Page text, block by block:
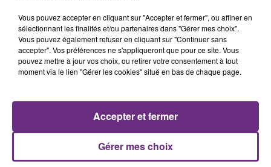
INDOCHINE
Les Nouveaux Soleils
COLDPLAY
A Sky Full Of Stars
Vous pouvez accepter en cliquant sur "Accepter et fermer", ou affiner en
sélectionnant les finalités et/ou partenaires dans "Gérer mes choix".
Vous pouvez également refuser en cliquant sur "Continuer sans
accepter". Vos préférences ne s'appliqueront que pour ce site. Vous
pouvez mettre à jour vos choix, ou retirer votre consentement à tout
moment via le lien "Gérer les cookies" situé en bas de chaque page.
Gérer mes choix
Accepter et fermer